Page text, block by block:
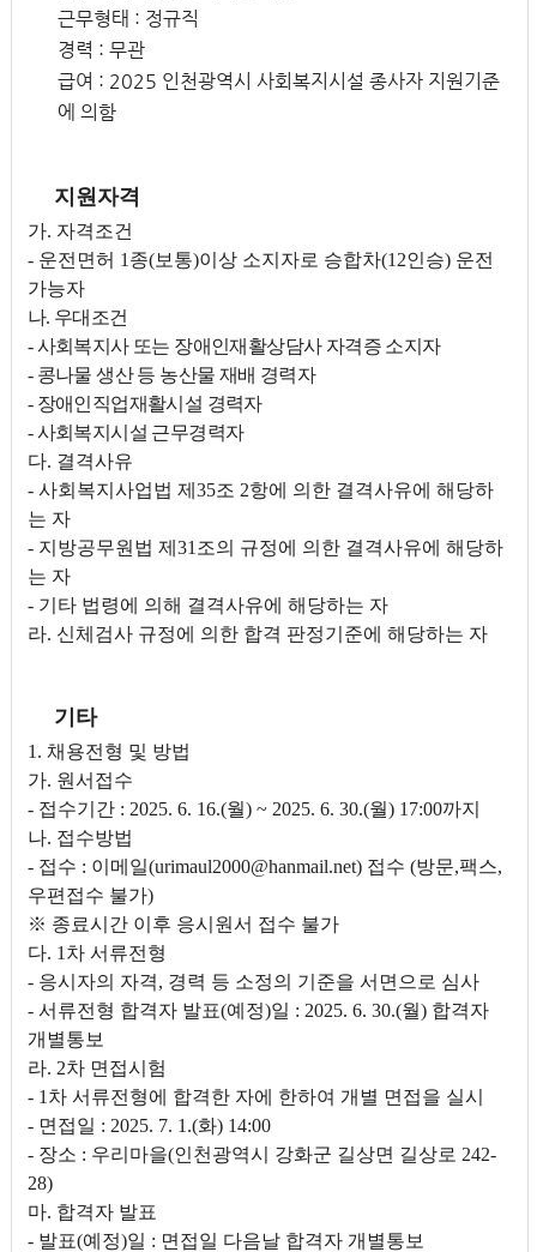
근무형태 : 정규직
경력 : 무관
급여 : 2025 인천광역시 사회복지시설 종사자 지원기준
에 의함
지원자격
가. 자격조건
- 운전면허 1종(보통)이상 소지자로 승합차(12인승) 운전
가능자
나. 우대조건
- 사회복지사 또는 장애인재활상담사 자격증 소지자
- 콩나물 생산 등 농산물 재배 경력자
- 장애인직업재활시설 경력자
- 사회복지시설 근무경력자
다. 결격사유
- 사회복지사업법 제35조 2항에 의한 결격사유에 해당하
는 자
- 지방공무원법 제31조의 규정에 의한 결격사유에 해당하
는 자
- 기타 법령에 의해 결격사유에 해당하는 자
라. 신체검사 규정에 의한 합격 판정기준에 해당하는 자
기타
1. 채용전형 및 방법
가. 원서접수
- 접수기간 : 2025. 6. 16.(월) ~ 2025. 6. 30.(월) 17:00까지
나. 접수방법
- 접수 : 이메일(urimaul2000@hanmail.net) 접수 (방문,팩스,
우편접수 불가)
※ 종료시간 이후 응시원서 접수 불가
다. 1차 서류전형
- 응시자의 자격, 경력 등 소정의 기준을 서면으로 심사
- 서류전형 합격자 발표(예정)일 : 2025. 6. 30.(월) 합격자
개별통보
라. 2차 면접시험
- 1차 서류전형에 합격한 자에 한하여 개별 면접을 실시
- 면접일 : 2025. 7. 1.(화) 14:00
- 장소 : 우리마을(인천광역시 강화군 길상면 길상로 242-
28)
마. 합격자 발표
- 발표(예정)일 : 면접일 다음날 합격자 개별통보